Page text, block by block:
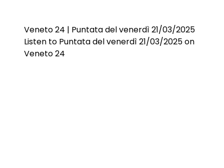
Veneto 24 | Puntata del venerdì 21/03/2025
Listen to Puntata del venerdì 21/03/2025 on
Veneto 24